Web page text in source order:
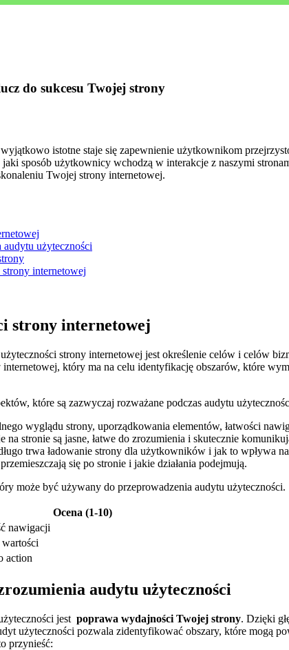
do sukcesu Twojej strony
istotne staje się zapewnienie⁣ użytkownikom
sposób użytkownicy wchodzą w interakcje z naszymi‍
Twojej strony ⁤internetowej.
użyteczności
internetowej
strony ​internetowej
strony internetowej ⁣jest‍ określenie​ celów i celów
który ma​ na celu identyfikację obszarów, które‌
które są zazwyczaj rozważane podczas audytu
wyglądu strony, ‍uporządkowania ⁤elementów, łatwości
‌na stronie są ‌jasne, łatwe do ​zrozumienia i skutecznie
​trwa ładowanie strony dla‍ użytkowników i jak ​to wpływa
się po stronie i ​jakie działania podejmują.
może⁢ być używany do przeprowadzenia audytu ⁣użyteczności.
Ocena (1-10)
⁤nawigacji
⁣wartości
action
audytu użyteczności
jest poprawa wydajności Twojej strony. ​Dzięki‍
użyteczności pozwala zidentyfikować obszary, które⁤ mogą
przynieść: